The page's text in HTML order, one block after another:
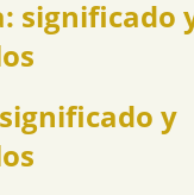
significado
y